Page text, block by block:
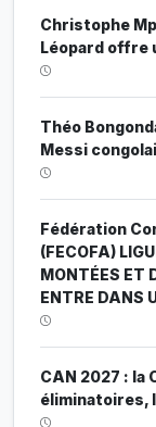
Christophe
Léopard offre
Théo
Messi
Fédération
(FECOFA)
MONTÉES ET
ENTRE DANS
CAN 2027 : la
éliminatoires,